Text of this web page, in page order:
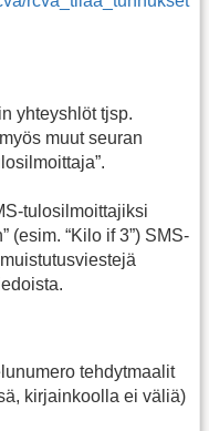
yhteyshlöt tjsp.
muut seuran
tulosilmoittajiksi
(esim. “Kilo if 3”) SMS-
tehdytmaalit
kirjainkoolla ei väliä)